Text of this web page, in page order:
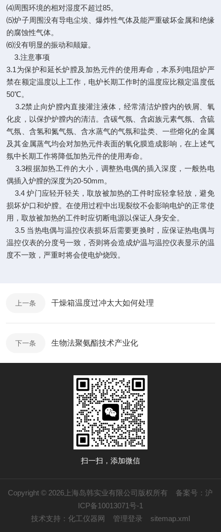
⑷周围环境的相对湿度不超过85。
⑸炉子周围没有导电尘埃、爆炸性气体及能严重破坏金属和绝缘
的腐蚀性气体。
⑹没有明显的振动和颠簸。
3.注意事项
3.1为保护和延长炉膛及加热元件的使用寿命，本系列电阻炉严
禁在额定温度以上工作，电炉长期工作时的温度应比额定温度低
50℃。
3.2禁止向炉膛内直接灌注液体，经常清洁炉膛内的铁屑、氧
化皮，以保护炉膛内的清洁。含碳气氛、含卤族元素气氛、含硫
气氛、含氢和氮气氛、含水蒸气的气氛和盐类、一些熔化的金属
及其金属蒸气均会对加热元件表面的氧化膜造成影响，在上述气
氛中长期工作将降低加热元件的使用寿命。
3.3根据加热工件的大小，调整热电偶的插入深度，一般热电
偶插入炉膛的深度为20-50mm。
3.4 炉门应轻开轻关，取放被加热的工件时应轻拿轻放，避免
损坏炉口和炉膛。在使用过程中出现裂纹不会影响电炉的正常使
用，取放被加热的工件时应切断电源以保证人身安全。
3.5 当热电偶与温控仪表损坏后需要更换时，应保证热电偶与
温控仪表的分度号一致，否则将会造成炉温与温控仪表显示的温
度不一致，严重时将会使电炉烧毁。
上一条 干燥箱温度过冲太大如何处理
下一条 生物法聚氨酯技术产业化
扫一扫，添加微信
Copyright © 2026上海岛韩实业有限公司版权所有 备案号：沪
ICP备10013071号-1
技术支持： 化工仪器网 管理登录 sitemap.xml